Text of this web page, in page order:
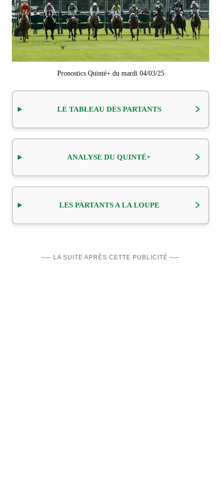
Pronostics Quinté+ du mardi 04/03/25
LE TABLEAU DES PARTANTS
ANALYSE DU QUINTÉ+
LES PARTANTS A LA LOUPE
── LA SUITE APRÈS CETTE PUBLICITÉ ──